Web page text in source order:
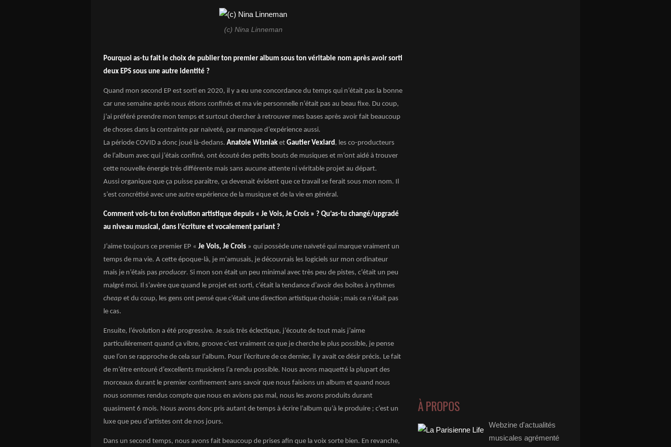
(c) Nina Linneman
Pourquoi as-tu fait le choix de publier ton premier album sous ton véritable nom après avoir sorti
deux EPS sous une autre identité ?
Quand mon second EP est sorti en 2020, il y a eu une concordance du temps qui n’était pas la bonne
car une semaine après nous étions confinés et ma vie personnelle n’était pas au beau fixe. Du coup,
j’ai préféré prendre mon temps et surtout chercher à retrouver mes bases après avoir fait beaucoup
de choses dans la contrainte par naïveté, par manque d’expérience aussi.
La période COVID a donc joué là-dedans. Anatole Wisniak et Gautier Vexlard, les co-producteurs
de l’album avec qui j’étais confiné, ont écouté des petits bouts de musiques et m’ont aidé à trouver
cette nouvelle énergie très différente mais sans aucune attente ni véritable projet au départ.
Aussi organique que ça puisse paraître, ça devenait évident que ce travail se ferait sous mon nom. Il
s’est concrétisé avec une autre expérience de la musique et de la vie en général.
Comment vois-tu ton évolution artistique depuis « Je Vois, Je Crois » ? Qu’as-tu changé/upgradé
au niveau musical, dans l’écriture et vocalement parlant ?
J’aime toujours ce premier EP « Je Vois, Je Crois » qui possède une naïveté qui marque vraiment un
temps de ma vie. A cette époque-là, je m’amusais, je découvrais les logiciels sur mon ordinateur
mais je n’étais pas producer. Si mon son était un peu minimal avec très peu de pistes, c’était un peu
malgré moi. Il s’avère que quand le projet est sorti, c’était la tendance d’avoir des boîtes à rythmes
cheap et du coup, les gens ont pensé que c’était une direction artistique choisie ; mais ce n’était pas
le cas.
Ensuite, l’évolution a été progressive. Je suis très éclectique, j’écoute de tout mais j’aime
particulièrement quand ça vibre, groove c’est vraiment ce que je cherche le plus possible, je pense
que l’on se rapproche de cela sur l’album. Pour l’écriture de ce dernier, il y avait ce désir précis. Le fait
de m’être entouré d’excellents musiciens l’a rendu possible. Nous avons maquetté la plupart des
morceaux durant le premier confinement sans savoir que nous faisions un album et quand nous
nous sommes rendus compte que nous en avions pas mal, nous les avons produits durant
quasiment 6 mois. Nous avons donc pris autant de temps à écrire l’album qu’à le produire ; c’est un
luxe que peu d’artistes ont de nos jours.
Dans un second temps, nous avons fait beaucoup de prises afin que la voix sorte bien. En revanche,
À PROPOS
Webzine d'actualités
musicales agrémenté